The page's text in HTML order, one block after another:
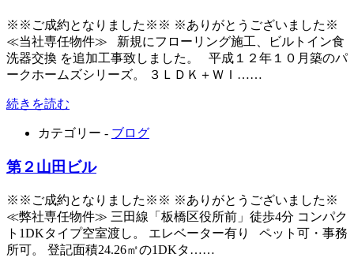
※※ご成約となりました※※ ※ありがとうございました※
≪当社専任物件≫ 新規にフローリング施工、ビルトイン食
洗器交換 を追加工事致しました。 平成１２年１０月築のパ
ークホームズシリーズ。 ３ＬＤＫ＋ＷＩ……
続きを読む
カテゴリー - ブログ
第２山田ビル
※※ご成約となりました※※ ※ありがとうございました※
≪弊社専任物件≫ 三田線「板橋区役所前」徒歩4分 コンパク
ト1DKタイプ空室渡し。 エレベーター有り ペット可・事務
所可。 登記面積24.26㎡の1DKタ……